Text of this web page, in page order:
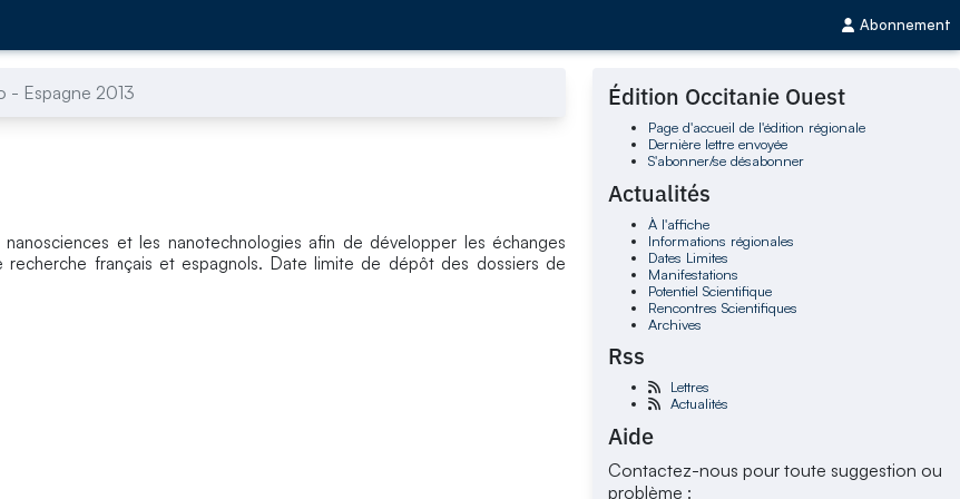
Abonnement
- Espagne 2013
et les nanotechnologies afin de développer les échanges
français et espagnols. Date limite de dépôt des dossiers de
Édition Occitanie Ouest
Page d'accueil de l'édition régionale
Dernière lettre envoyée
S'abonner/se désabonner
Actualités
À l'affiche
Informations régionales
Dates Limites
Manifestations
Potentiel Scientifique
Rencontres Scientifiques
Archives
Rss
Lettres
Actualités
Aide
Contactez-nous pour toute suggestion ou
problème :